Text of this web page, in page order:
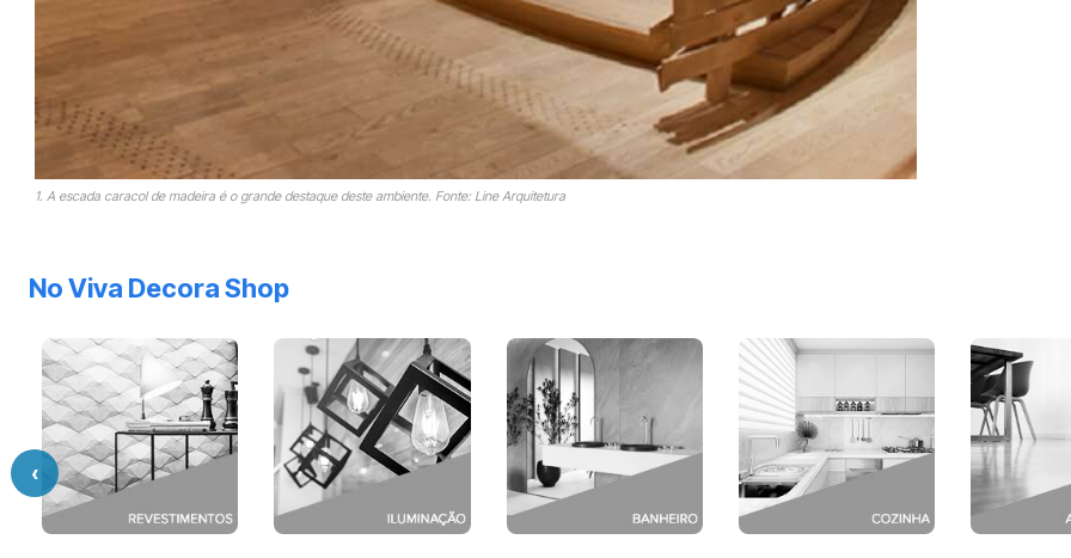
1. A escada caracol de madeira é o grande destaque deste ambiente. Fonte: Line Arquitetura
No Viva Decora Shop
‹